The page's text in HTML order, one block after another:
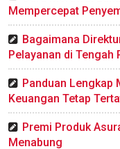
Mempercepat
Bagaimana
Pelayanan di Tengah
Panduan Lengkap
Keuangan Tetap
Premi Produk
Menabung